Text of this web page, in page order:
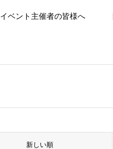
イベント主催者の皆様へ
新しい順